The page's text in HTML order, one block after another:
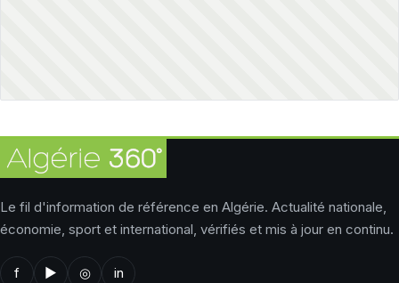
Le fil d'information de référence en Algérie. Actualité nationale,
économie, sport et international, vérifiés et mis à jour en continu.
f ▶ ◎ in